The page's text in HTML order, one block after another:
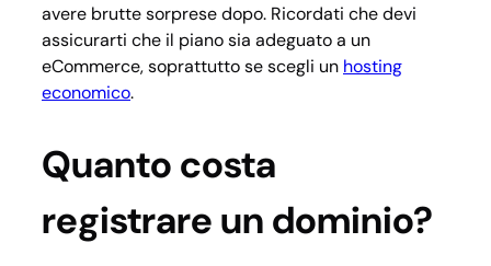
avere brutte sorprese dopo. Ricordati che devi
assicurarti che il piano sia adeguato a un
eCommerce, soprattutto se scegli un hosting
economico.
Quanto costa
registrare un dominio?